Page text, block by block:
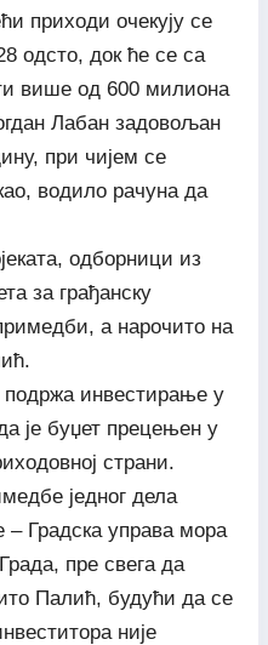
приходи очекују се
одсто, док ће се са
више од 600 милиона
Лабан задовољан
при чијем се
водило рачуна да
одборници из
за грађанску
а нарочито на
подржа инвестирање у
је буџет прецењен у
страни.
једног дела
– Градска управа мора
пре свега да
Палић, будући да се
није